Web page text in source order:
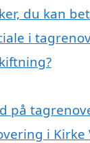
du kan
i
på
i